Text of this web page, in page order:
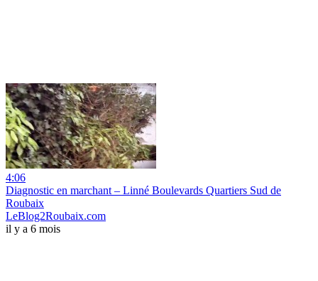
4:06
Diagnostic en marchant – Linné Boulevards Quartiers Sud de
Roubaix
LeBlog2Roubaix.com
il y a 6 mois